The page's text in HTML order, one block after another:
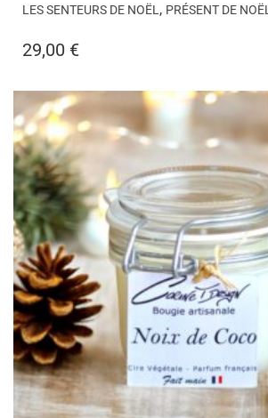
LES SENTEURS DE NOËL , PRÉSENT DE NOËL
29,00 €